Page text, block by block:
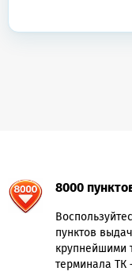
8000
пунктов
крупнейшими
терминала ТК